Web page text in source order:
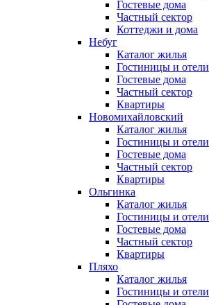
Гостевые дома
Частный сектор
Коттеджи и дома
Небуг
Каталог жилья
Гостиницы и отели
Гостевые дома
Частный сектор
Квартиры
Новомихайловский
Каталог жилья
Гостиницы и отели
Гостевые дома
Частный сектор
Квартиры
Ольгинка
Каталог жилья
Гостиницы и отели
Гостевые дома
Частный сектор
Квартиры
Пляхо
Каталог жилья
Гостиницы и отели